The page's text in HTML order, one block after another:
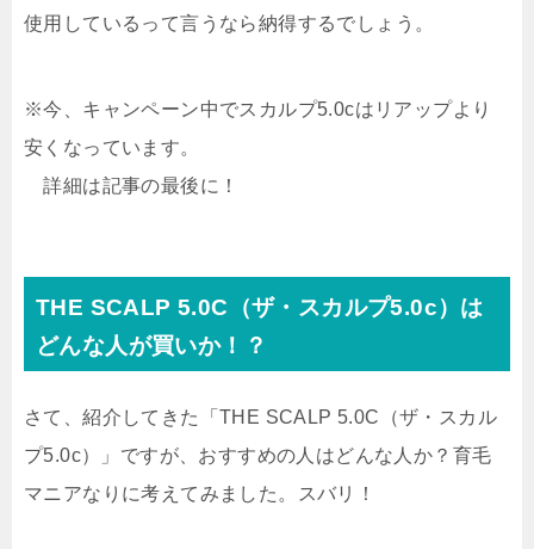
使用しているって言うなら納得するでしょう。
※今、キャンペーン中でスカルプ5.0cはリアップより
安くなっています。
詳細は記事の最後に！
THE SCALP 5.0C（ザ・スカルプ5.0c）は
どんな人が買いか！？
さて、紹介してきた「THE SCALP 5.0C（ザ・スカル
プ5.0c）」ですが、おすすめの人はどんな人か？育毛
マニアなりに考えてみました。スバリ！